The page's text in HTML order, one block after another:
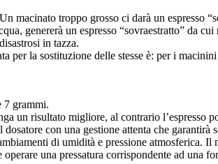
macinato troppo grosso ci darà un espresso
genererà un espresso “sovraestratto” da
in tazza.
per la sostituzione delle stesse è: per i
7 grammi.
un risultato migliore, al contrario l’espresso
con una gestione attenta che
di umidità e pressione atmosferica.
una pressatura corrispondente ad una